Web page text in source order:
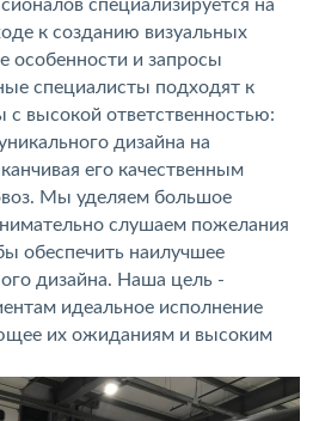
специализируется на
к созданию визуальных
особенности и запросы
специалисты подходят к
высокой ответственностью:
дизайна на
его качественным
Мы уделяем большое
слушаем пожелания
обеспечить наилучшее
дизайна. Наша цель -
идеальное исполнение
их ожиданиям и высоким